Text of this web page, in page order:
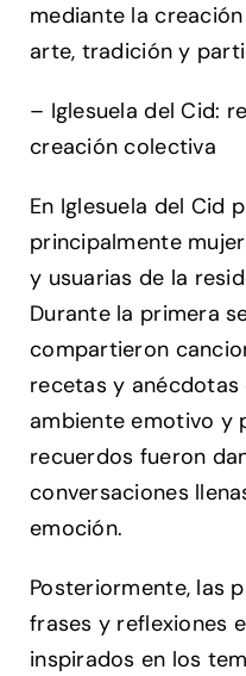
mediante la
arte, tradición y
– Iglesuela del Cid:
creación colectiva
En Iglesuela del Cid
principalmente
y usuarias de la
Durante la primera
compartieron
recetas y anécdotas
ambiente emotivo y
recuerdos fueron
conversaciones
emoción.
Posteriormente, las
frases y reflexiones
inspirados en los